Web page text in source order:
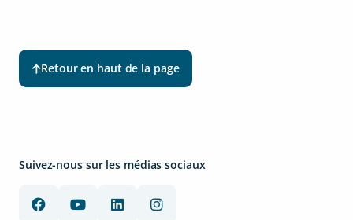
Retour en haut de la page
Suivez-nous sur les médias sociaux